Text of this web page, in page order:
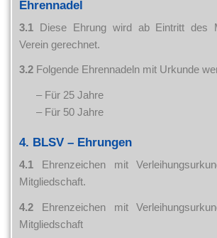
Ehrennadel
3.1 Diese Ehrung wird ab Eintritt des
Verein gerechnet.
3.2 Folgende Ehrennadeln mit Urkunde
– Für 25 Jahre
– Für 50 Jahre
4. BLSV – Ehrungen
4.1 Ehrenzeichen mit
Mitgliedschaft.
4.2 Ehrenzeichen mit
Mitgliedschaft